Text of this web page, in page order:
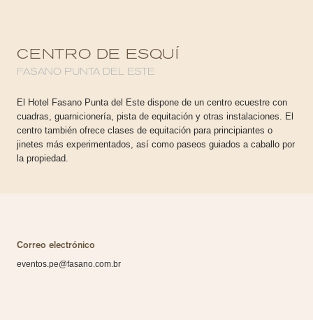
CENTRO DE ESQUÍ
FASANO PUNTA DEL ESTE
El Hotel Fasano Punta del Este dispone de un centro ecuestre con
cuadras, guarnicionería, pista de equitación y otras instalaciones. El
centro también ofrece clases de equitación para principiantes o
jinetes más experimentados, así como paseos guiados a caballo por
la propiedad.
Correo electrónico
eventos.pe@fasano.com.br